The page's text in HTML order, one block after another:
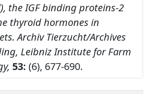
the IGF binding proteins-2
thyroid hormones in
Archiv Tierzucht/Archives
Leibniz Institute for Farm
53: (6), 677-690.